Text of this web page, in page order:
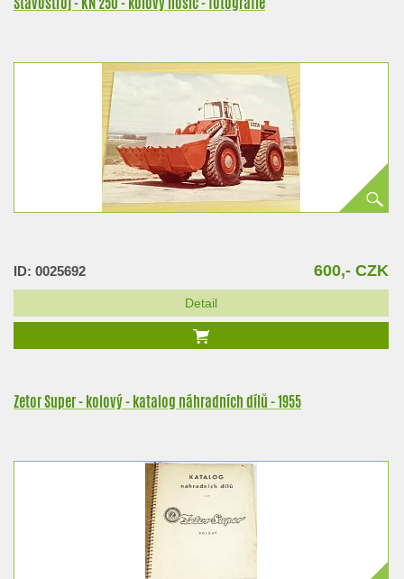
ID: 0025692 600,- CZK
Detail
Zetor Super - kolový - katalog náhradních dílů - 1955